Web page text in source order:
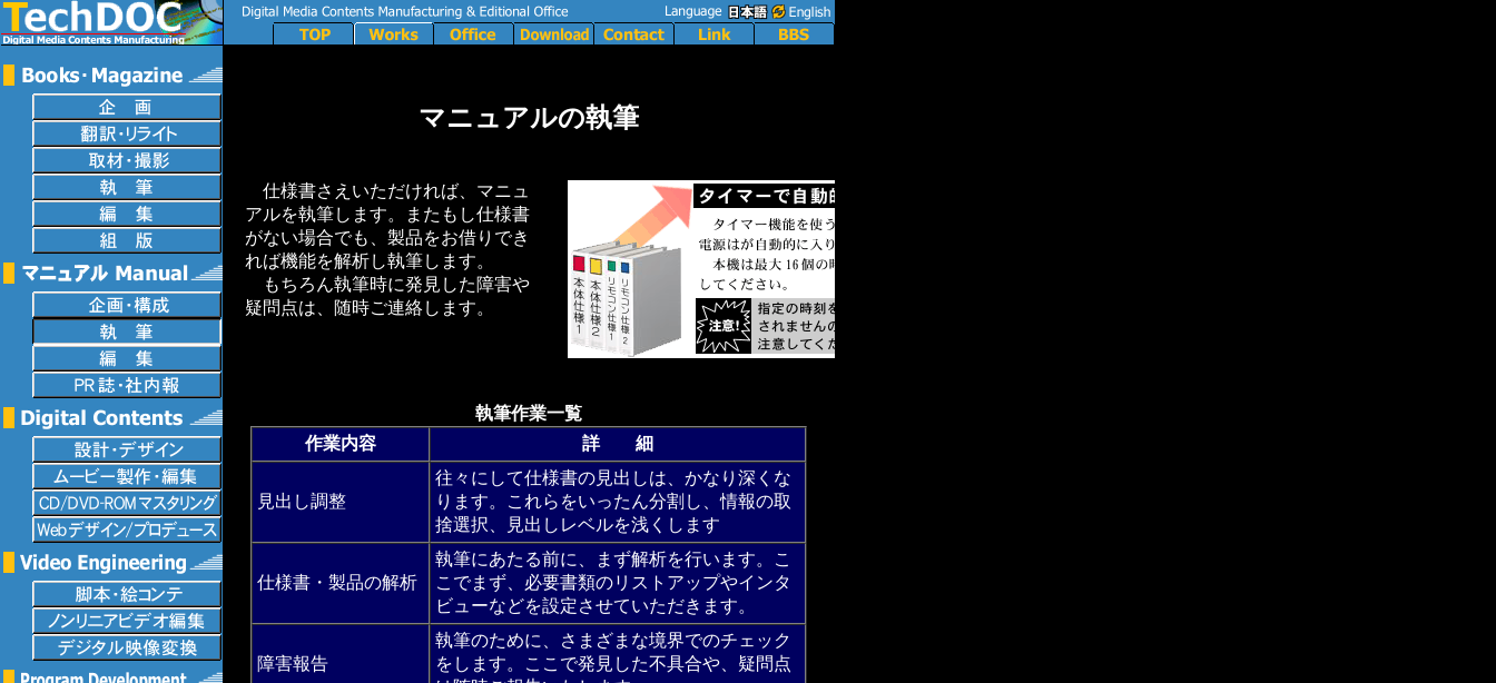
マニュアルの執筆
仕様書さえいただければ、マニュ
アルを執筆します。またもし仕様書
がない場合でも、製品をお借りでき
れば機能を解析し執筆します。
もちろん執筆時に発見した障害や
疑問点は、随時ご連絡します。
執筆作業一覧
作業内容
詳 細
見出し調整
往々にして仕様書の見出しは、かなり深くな
ります。これらをいったん分割し、情報の取
捨選択、見出しレベルを浅くします
仕様書・製品の解析
執筆にあたる前に、まず解析を行います。こ
こでまず、必要書類のリストアップやインタ
ビューなどを設定させていただきます。
障害報告
執筆のために、さまざまな境界でのチェック
をします。ここで発見した不具合や、疑問点